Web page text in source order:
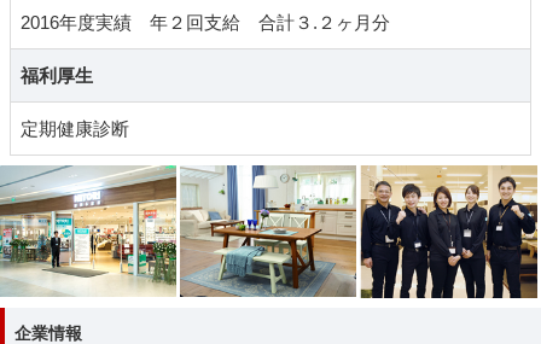
2016年度実績 年２回支給 合計３.２ヶ月分
福利厚生
定期健康診断
企業情報